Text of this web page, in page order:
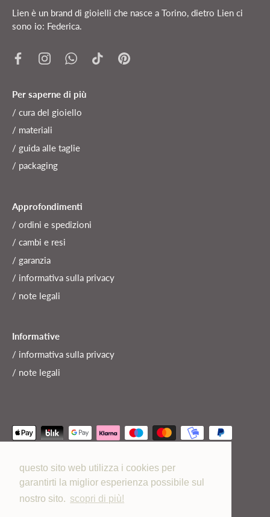
questo sito web utilizza i cookies per
garantirti la miglior esperienza possibile sul
nostro sito. scopri di più!
Lien è un brand di gioielli che nasce a Torino, dietro Lien ci
sono io: Federica.
Per saperne di più
/ cura del gioiello
/ materiali
/ guida alle taglie
/ packaging
Approfondimenti
/ ordini e spedizioni
/ cambi e resi
/ garanzia
/ informativa sulla privacy
/ note legali
Informative
/ informativa sulla privacy
/ note legali